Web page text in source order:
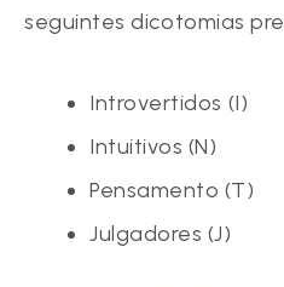
seguintes dicotomias
Introvertidos (I)
Intuitivos (N)
Pensamento (T)
Julgadores (J)